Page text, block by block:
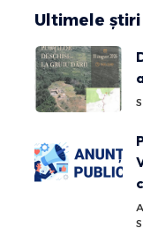
Ultimele știri